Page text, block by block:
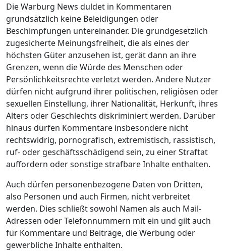
Die Warburg News duldet in Kommentaren
grundsätzlich keine Beleidigungen oder
Beschimpfungen untereinander. Die grundgesetzlich
zugesicherte Meinungsfreiheit, die als eines der
höchsten Güter anzusehen ist, gerät dann an ihre
Grenzen, wenn die Würde des Menschen oder
Persönlichkeitsrechte verletzt werden. Andere Nutzer
dürfen nicht aufgrund ihrer politischen, religiösen oder
sexuellen Einstellung, ihrer Nationalität, Herkunft, ihres
Alters oder Geschlechts diskriminiert werden. Darüber
hinaus dürfen Kommentare insbesondere nicht
rechtswidrig, pornografisch, extremistisch, rassistisch,
ruf- oder geschäftsschädigend sein, zu einer Straftat
auffordern oder sonstige strafbare Inhalte enthalten.
Auch dürfen personenbezogene Daten von Dritten,
also Personen und auch Firmen, nicht verbreitet
werden. Dies schließt sowohl Namen als auch Mail-
Adressen oder Telefonnummern mit ein und gilt auch
für Kommentare und Beiträge, die Werbung oder
gewerbliche Inhalte enthalten.